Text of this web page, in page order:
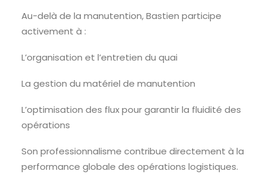
Au-delà de la manutention, Bastien participe
activement à :
L’organisation et l’entretien du quai
La gestion du matériel de manutention
L’optimisation des flux pour garantir la fluidité des
opérations
Son professionnalisme contribue directement à la
performance globale des opérations logistiques.